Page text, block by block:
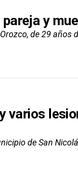
y
de 29 años
varios
de San